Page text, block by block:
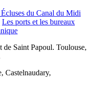
Écluses du Canal du Midi
Les ports et les bureaux
de Saint Papoul. Toulouse,
Castelnaudary,